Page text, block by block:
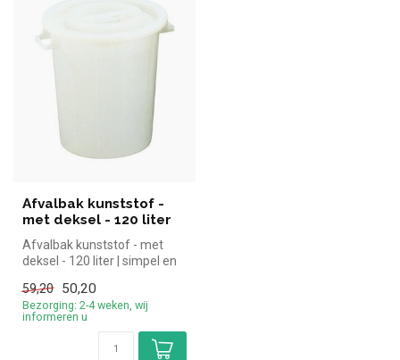
Afvalbak kunststof -
met deksel - 120 liter
Afvalbak kunststof - met
deksel - 120 liter | simpel en
59,20
50,20
Bezorging: 2-4 weken, wij
informeren u